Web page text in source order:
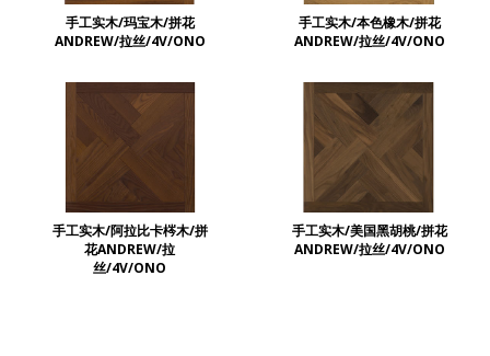
手工实木/玛宝木/拼花
ANDREW/拉丝/4V/ONO
手工实木/阿拉比卡梣木/拼
花ANDREW/拉
丝/4V/ONO
手工实木/本色橡木/拼花
ANDREW/拉丝/4V/ONO
手工实木/美国黑胡桃/拼花
ANDREW/拉丝/4V/ONO
CARRE 千棵树系列
INSTALLATION ACCESSORIES